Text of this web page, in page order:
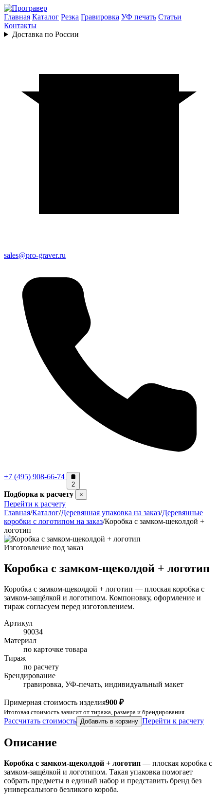
Главная Каталог Резка Гравировка УФ печать Статьи
Контакты
Доставка по России
sales@pro-graver.ru
+7 (495) 908-66-74
2
Подборка к расчету ×
Перейти к расчету
Главная/Каталог/Деревянная упаковка на заказ/Деревянные
коробки с логотипом на заказ/Коробка с замком-щеколдой +
логотип
Изготовление под заказ
Коробка с замком-щеколдой + логотип
Коробка с замком-щеколдой + логотип — плоская коробка с
замком-защёлкой и логотипом. Компоновку, оформление и
тираж согласуем перед изготовлением.
Артикул
90034
Материал
по карточке товара
Тираж
по расчету
Брендирование
гравировка, УФ-печать, индивидуальный макет
Примерная стоимость изделия900 ₽
Итоговая стоимость зависит от тиража, размера и брендирования.
Рассчитать стоимость Добавить в корзину Перейти к расчету
Описание
Коробка с замком-щеколдой + логотип — плоская коробка с
замком-защёлкой и логотипом. Такая упаковка помогает
собрать предметы в единый набор и представить бренд без
универсального безликого короба.